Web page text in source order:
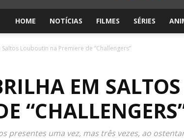
Galáxia:
HOME NOTÍCIAS FILMES SÉRIES
Louboutin na Premiere de “Challengers”
EM
presentes uma vez, mas três vezes, ao